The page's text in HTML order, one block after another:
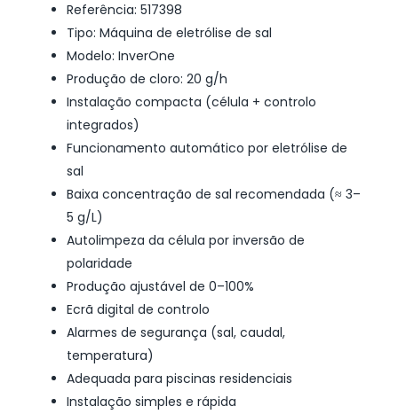
Referência: 517398
Tipo: Máquina de eletrólise de sal
Modelo: InverOne
Produção de cloro: 20 g/h
Instalação compacta (célula + controlo
integrados)
Funcionamento automático por eletrólise de
sal
Baixa concentração de sal recomendada (≈ 3–
5 g/L)
Autolimpeza da célula por inversão de
polaridade
Produção ajustável de 0–100%
Ecrã digital de controlo
Alarmes de segurança (sal, caudal,
temperatura)
Adequada para piscinas residenciais
Instalação simples e rápida